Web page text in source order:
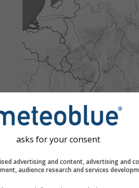
asks for your consent
advertising and content, advertising and
audience research and services